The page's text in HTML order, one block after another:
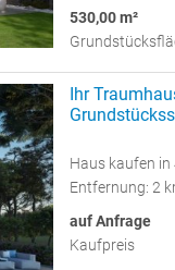
530,00 m²
Ihr
Haus kaufen
Entfernung: 2
auf Anfrage
Kaufpreis